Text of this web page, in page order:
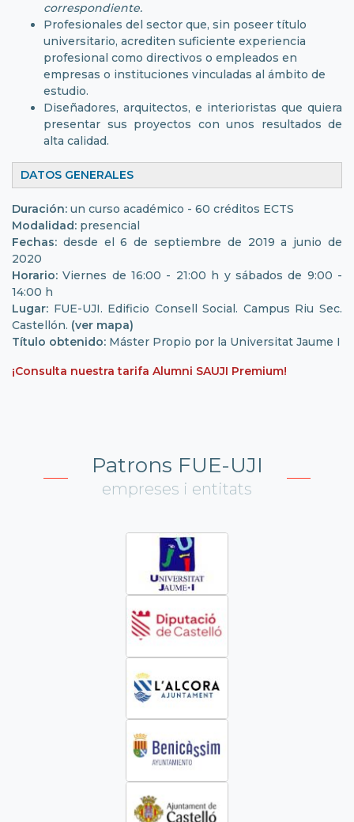
correspondiente.
Profesionales del sector que, sin poseer título
universitario, acrediten suficiente experiencia
profesional como directivos o empleados en
empresas o instituciones vinculadas al ámbito de
estudio.
Diseñadores, arquitectos, e interioristas que quiera
presentar sus proyectos con unos resultados de
alta calidad.
DATOS GENERALES
Duración: un curso académico - 60 créditos ECTS
Modalidad: presencial
Fechas: desde el 6 de septiembre de 2019 a junio de
2020
Horario:Viernes de 16:00 - 21:00 h y sábados de 9:00 -
14:00 h
Lugar: FUE-UJI. Edificio Consell Social. Campus Riu Sec.
Castellón. (ver mapa)
Título obtenido: Máster Propio por la Universitat Jaume I
¡Consulta nuestra tarifa Alumni SAUJI Premium!
Patrons FUE-UJI
empreses i entitats